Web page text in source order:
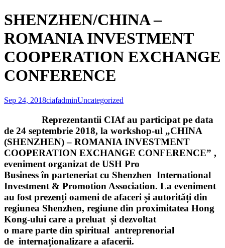
SHENZHEN/CHINA –
ROMANIA INVESTMENT
COOPERATION EXCHANGE
CONFERENCE
Sep 24, 2018ciafadminUncategorized
Reprezentantii CIAf au participat pe data
de 24 septembrie 2018, la workshop-ul „CHINA
(SHENZHEN) – ROMANIA INVESTMENT
COOPERATION EXCHANGE CONFERENCE” ,
eveniment organizat de USH Pro
Business în parteneriat cu Shenzhen International
Investment & Promotion Association. La eveniment
au fost prezenți oameni de afaceri și autorități din
regiunea Shenzhen, regiune din proximitatea Hong
Kong-ului care a preluat și dezvoltat
o mare parte din spiritual antreprenorial
de internaționalizare a afacerii.